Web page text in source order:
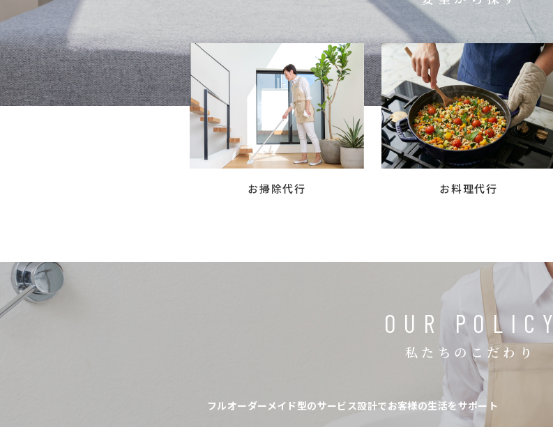
お掃除代行 お料理代行
OUR POLICY
私たちのこだわり
フルオーダーメイド型のサービス設計でお客様の生活をサポート